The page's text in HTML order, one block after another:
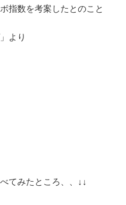
指数を考案したとのこと
より
てみたところ、、↓↓